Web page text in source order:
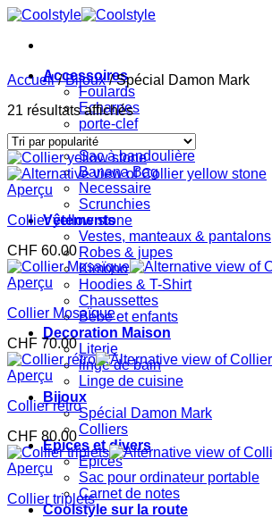
Passer
contenu
Accessoires
Foulards
Echarpes
porte-clef
Sacs
Sac à bandoulière
Banana Bag
Necessaire
Scrunchies
Vêtements
Vestes, manteaux & pantalons
Robes & jupes
Kimono
Hoodies & T-Shirt
Chaussettes
Bébé et enfants
Decoration Maison
Literie
linge de bain
Linge de cuisine
Bijoux
Spécial Damon Mark
Colliers
Epices et divers
Epices
Sac pour ordinateur portable
Carnet de notes
Coolstyle sur la route
Accueil / Bijoux /Spécial Damon Mark
21 résultats affichésTrié
par
popularité
Aperçu
Collier yellow stone
CHF 60.00
Aperçu
Collier Mosaïque
CHF 70.00
Aperçu
Collier rétro
CHF 80.00
Aperçu
Collier triplets